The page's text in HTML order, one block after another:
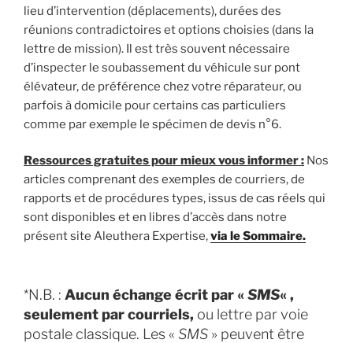
lieu d’intervention (déplacements), durées des
réunions contradictoires et options choisies (dans la
lettre de mission). Il est très souvent nécessaire
d’inspecter le soubassement du véhicule sur pont
élévateur, de préférence chez votre réparateur, ou
parfois à domicile pour certains cas particuliers
comme par exemple le spécimen de devis n°6.
Ressources gratuites pour mieux vous informer : Nos
articles comprenant des exemples de courriers, de
rapports et de procédures types, issus de cas réels qui
sont disponibles et en libres d’accès dans notre
présent site Aleuthera Expertise,via le Sommaire.
*N.B. : Aucun échange écrit par « SMS« ,
seulement par courriels, ou lettre par voie
postale classique. Les « SMS » peuvent être